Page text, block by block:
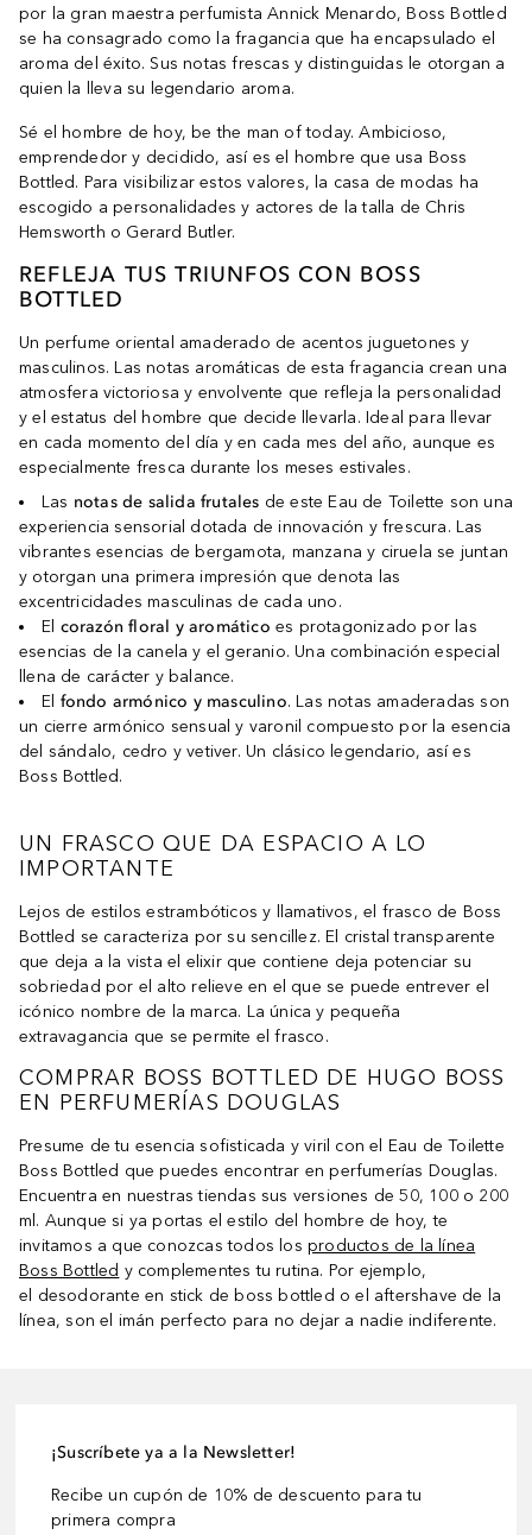
por la gran maestra perfumista Annick Menardo, Boss Bottled
se ha consagrado como la fragancia que ha encapsulado el
aroma del éxito. Sus notas frescas y distinguidas le otorgan a
quien la lleva su legendario aroma.
Sé el hombre de hoy, be the man of today. Ambicioso,
emprendedor y decidido, así es el hombre que usa Boss
Bottled. Para visibilizar estos valores, la casa de modas ha
escogido a personalidades y actores de la talla de Chris
Hemsworth o Gerard Butler.
REFLEJA TUS TRIUNFOS CON BOSS
BOTTLED
Un perfume oriental amaderado de acentos juguetones y
masculinos. Las notas aromáticas de esta fragancia crean una
atmosfera victoriosa y envolvente que refleja la personalidad
y el estatus del hombre que decide llevarla. Ideal para llevar
en cada momento del día y en cada mes del año, aunque es
especialmente fresca durante los meses estivales.
Las notas de salida frutales de este Eau de Toilette son una
experiencia sensorial dotada de innovación y frescura. Las
vibrantes esencias de bergamota, manzana y ciruela se juntan
y otorgan una primera impresión que denota las
excentricidades masculinas de cada uno.
El corazón floral y aromáticoes protagonizado por las
esencias de la canela y el geranio. Una combinación especial
llena de carácter y balance.
El fondo armónico y masculino. Las notas amaderadas son
un cierre armónico sensual y varonil compuesto por la esencia
del sándalo, cedro y vetiver. Un clásico legendario, así es
Boss Bottled.
UN FRASCO QUE DA ESPACIO A LO
IMPORTANTE
Lejos de estilos estrambóticos y llamativos, el frasco de Boss
Bottled se caracteriza por su sencillez. El cristal transparente
que deja a la vista el elixir que contiene deja potenciar su
sobriedad por el alto relieve en el que se puede entrever el
icónico nombre de la marca. La única y pequeña
extravagancia que se permite el frasco.
COMPRAR BOSS BOTTLED DE HUGO BOSS
EN PERFUMERÍAS DOUGLAS
Presume de tu esencia sofisticada y viril con el Eau de Toilette
Boss Bottled que puedes encontrar en perfumerías Douglas.
Encuentra en nuestras tiendas sus versiones de 50, 100 o 200
ml. Aunque si ya portas el estilo del hombre de hoy, te
invitamos a que conozcas todos los productos de la línea
Boss Bottled y complementes tu rutina. Por ejemplo,
el desodorante en stick de boss bottled o el aftershave de la
línea, son el imán perfecto para no dejar a nadie indiferente.
¡Suscríbete ya a la Newsletter!
Recibe un cupón de 10% de descuento para tu
primera compra